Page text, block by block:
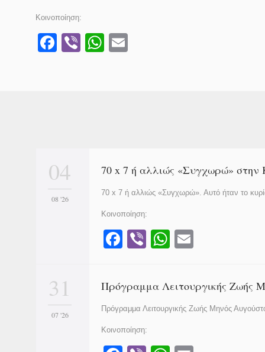
Κοινοποίηση:
Facebook
ViberWhatsApp
04
08 '26
70 x 7 ή αλλιώς «Συγχωρώ»
70 x 7 ή αλλιώς «Συγχωρώ». Αυτό ήταν το
Κοινοποίηση:
F
e
b
o
Vi
W
s
A
31
07 '26
Πρόγραμμα Λειτουργικής Ζωής
Πρόγραμμα Λειτουργικής Ζωής Μηνός
Κοινοποίηση: